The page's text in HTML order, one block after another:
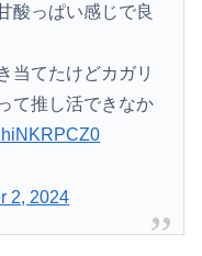
酸っぱい感じで良
当てたけどカガリ
て推し活できなか
2, 2024